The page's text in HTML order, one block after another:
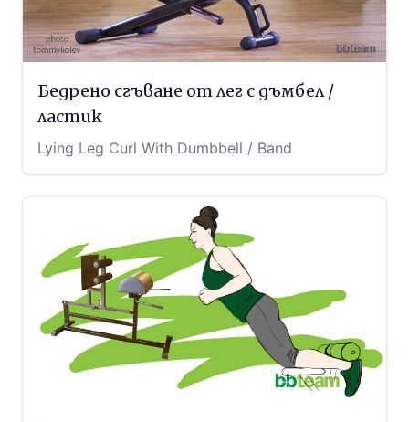
Бедрено сгъване от лег с дъмбел /
ластик
Lying Leg Curl With Dumbbell / Band